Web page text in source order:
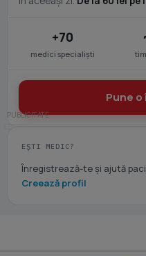
+70
medici specialiști
Pune
EȘTI MEDIC?
Înregistrează-te și ajută
Creează profil